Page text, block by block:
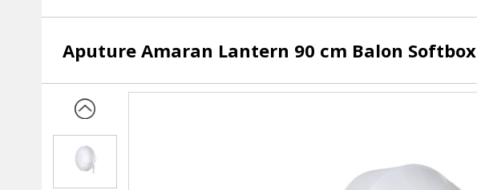
Aputure Amaran Lantern 90 cm Balon Softbox